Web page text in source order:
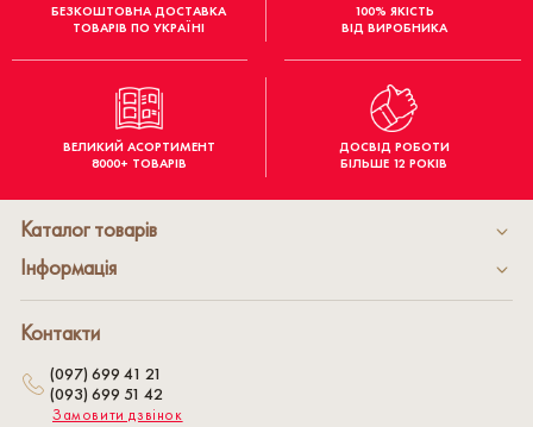
БЕЗКОШТОВНА ДОСТАВКА
ТОВАРІВ ПО УКРАЇНІ
100% ЯКІСТЬ
ВІД ВИРОБНИКА
ВЕЛИКИЙ АСОРТИМЕНТ
8000+ ТОВАРІВ
ДОСВІД РОБОТИ
БІЛЬШЕ 12 РОКІВ
Каталог товарів
Інформація
Контакти
(097) 699 41 21
(093) 699 51 42
Замовити дзвінок